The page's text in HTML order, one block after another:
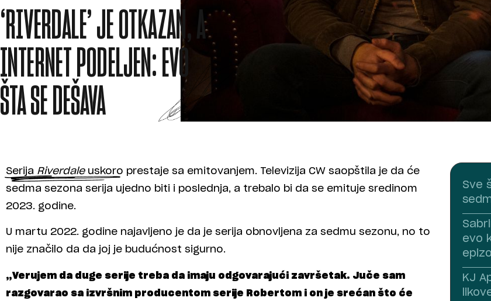
‘RIVERDALE’ JE OTKAZAN, A
INTERNET PODELJEN: EVO
ŠTA SE DEŠAVA
Serija Riverdale uskoro prestaje sa emitovanjem. Televizija CW saopštila je da će
sedma sezona serija ujedno biti i poslednja, a trebalo bi da se emituje sredinom
2023. godine.
U martu 2022. godine najavljeno je da je serija obnovljena za sedmu sezonu, no to
nije značilo da da joj je budućnost sigurno.
„Verujem da duge serije treba da imaju odgovarajući završetak. Juče sam
razgovarao sa izvršnim producentom serije Robertom i on je srećan što će
Sve
evo
KJ